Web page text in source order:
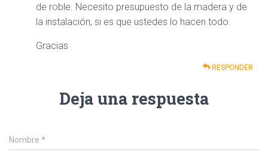
de roble. Necesito presupuesto de la madera y de
la instalación, si es que ustedes lo hacen todo.
Gracias
RESPONDER
Deja una respuesta
Nombre *